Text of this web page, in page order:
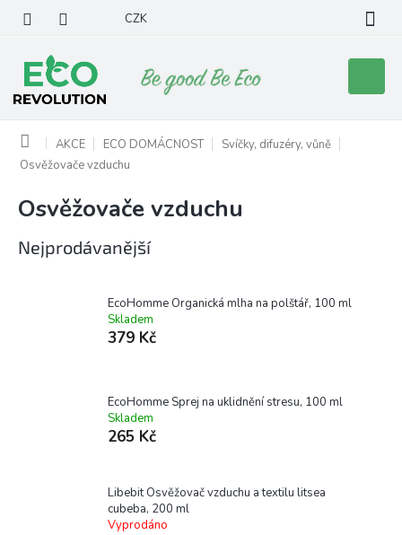
obsah
CZK
košík
Domů AKCE ECO DOMÁCNOST
Svíčky, difuzéry, vůně
Osvěžovače vzduchu
Osvěžovače vzduchu
Nejprodávanější
EcoHomme Organická mlha na polštář, 100 ml
Skladem
379 Kč
EcoHomme Sprej na uklidnění stresu, 100 ml
Skladem
265 Kč
Libebit Osvěžovač vzduchu a textilu litsea
cubeba, 200 ml
Vyprodáno